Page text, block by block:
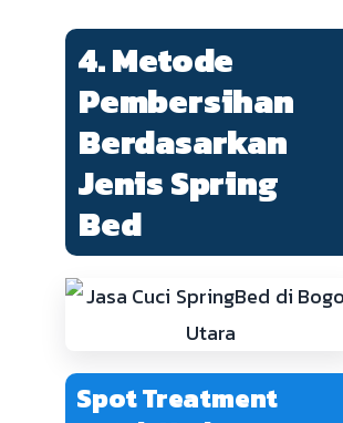
4. Metode
Pembersihan
Berdasarkan
Jenis Spring
Bed
Spot Treatment